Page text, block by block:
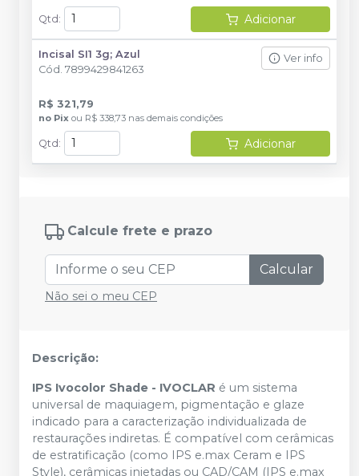
Qtd : Adicionar
Incisal SI1 3g; Azul
Cód. 7899429841263
Ver info
R$ 321,79
no Pix ou R$ 338,73 nas demais condições
Qtd : Adicionar
Calcule frete e prazo
Calcular
Não sei o meu CEP
Descrição:
IPS Ivocolor Shade - IVOCLAR é um sistema
universal de maquiagem, pigmentação e glaze
indicado para a caracterização individualizada de
restaurações indiretas. É compatível com cerâmicas
de estratificação (como IPS e.max Ceram e IPS
Style), cerâmicas injetadas ou CAD/CAM (IPS e.max